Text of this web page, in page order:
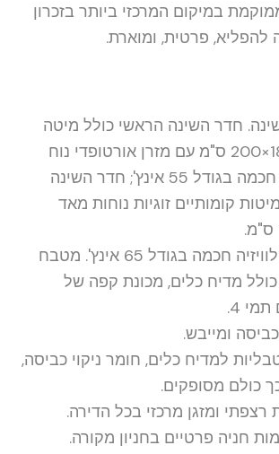
במיקום המרכזי ביותר בזכרון
להפליא, פרטית, ומוארת.
חדר השינה הראשי כולל מיטה
גדולה בגודל 180×200 ס"מ עם מזרן אורטופדי נוח
ומפנק וטלוויזיה חכמה בגודל 55 אינץ'; חדר השינה
קומותיים זוגיות נוחות מאד
הסלון מצויד בטלוויזיה חכמה בגודל 65 אינץ'. מטבח
מדיח כלים, מכונת קפה של
4.
ומייבש.
למדיח כלים, חומר ניקוי כביסה,
כולם מסופקים.
רצפתי ומזגן מרכזי בכל הדירה.